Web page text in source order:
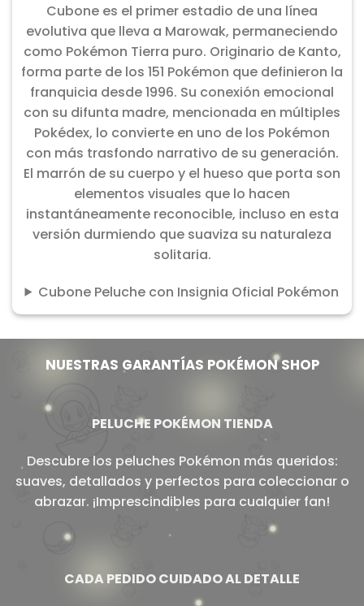
Cubone es el primer estadio de una línea
evolutiva que lleva a Marowak, permaneciendo
como Pokémon Tierra puro. Originario de Kanto,
forma parte de los 151 Pokémon que definieron la
franquicia desde 1996. Su conexión emocional
con su difunta madre, mencionada en múltiples
Pokédex, lo convierte en uno de los Pokémon
con más trasfondo narrativo de su generación.
El marrón de su cuerpo y el hueso que porta son
elementos visuales que lo hacen
instantáneamente reconocible, incluso en esta
versión durmiendo que suaviza su naturaleza
solitaria.
Cubone Peluche con Insignia Oficial Pokémon
NUESTRAS GARANTÍAS POKÉMON SHOP
PELUCHE POKÉMON TIENDA
Descubre los peluches Pokémon más queridos:
suaves, detallados y perfectos para coleccionar o
abrazar. ¡Imprescindibles para cualquier fan!
CADA PEDIDO CUIDADO AL DETALLE